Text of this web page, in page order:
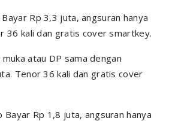
Bayar Rp 3,3 juta, angsuran hanya
36 kali dan gratis cover smartkey.
atau DP sama dengan
Tenor 36 kali dan gratis cover
Bayar Rp 1,8 juta, angsuran hanya